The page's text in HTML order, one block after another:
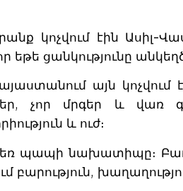
կոչվում էին Ասիլ-
եթե ցանկությունը
այն
չոր մրգեր և վառ
և ուժ։
պապի նախատիպը։